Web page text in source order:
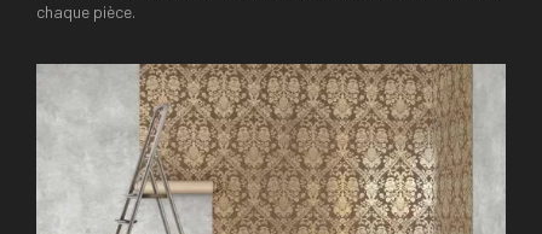
chaque pièce.